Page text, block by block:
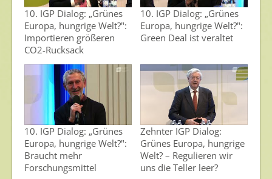
Ansprechpersonen
Veranstaltungen & Aktionen
Presse
Pressemitteilungen
Pressebilder
Pressemappe
Pressekontakt
Mediathek
10. IGP Dialog: „Grünes
Europa, hungrige Welt?":
Importieren größeren
CO2-Rucksack
10. IGP Dialog: „Grünes
Europa, hungrige Welt?":
Green Deal ist veraltet
10. IGP Dialog: „Grünes
Europa, hungrige Welt?":
Braucht mehr
Forschungsmittel
Zehnter IGP Dialog:
Grünes Europa, hungrige
Welt? – Regulieren wir
uns die Teller leer?